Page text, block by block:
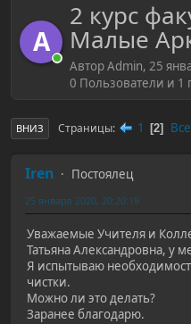
A
2 курс
Малые
Автор Admin, 25
0 Пользователи и 1
ВНИЗ Страницы 1 2 Все
Iren
Постоялец
25 января 2020, 20:20:19
Уважаемые Учителя и
Татьяна Александровна, у
Я испытываю
чистки.
Можно ли это делать?
Заранее благодарю.